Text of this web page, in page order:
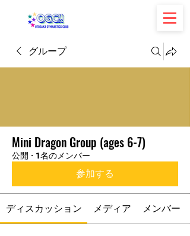
グループ
Mini Dragon Group (ages 6-7)
公開 · 1名のメンバー
参加する
ディスカッション メディア メンバー